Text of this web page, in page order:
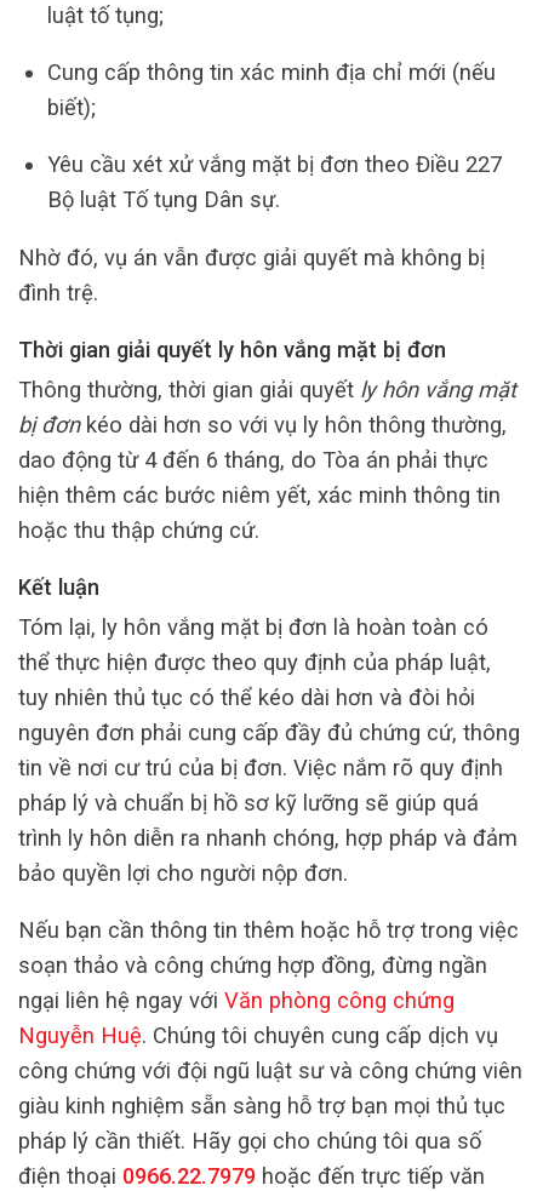
luật tố tụng;
Cung cấp thông tin xác minh địa chỉ mới (nếu
biết);
Yêu cầu xét xử vắng mặt bị đơn theo Điều 227
Bộ luật Tố tụng Dân sự.
Nhờ đó, vụ án vẫn được giải quyết mà không bị
đình trệ.
Thời gian giải quyết ly hôn vắng mặt bị đơn
Thông thường, thời gian giải quyết ly hôn vắng mặt
bị đơnkéo dài hơn so với vụ ly hôn thông thường,
dao động từ 4 đến 6 tháng, do Tòa án phải thực
hiện thêm các bước niêm yết, xác minh thông tin
hoặc thu thập chứng cứ.
Kết luận
Tóm lại, ly hôn vắng mặt bị đơn là hoàn toàn có
thể thực hiện được theo quy định của pháp luật,
tuy nhiên thủ tục có thể kéo dài hơn và đòi hỏi
nguyên đơn phải cung cấp đầy đủ chứng cứ, thông
tin về nơi cư trú của bị đơn. Việc nắm rõ quy định
pháp lý và chuẩn bị hồ sơ kỹ lưỡng sẽ giúp quá
trình ly hôn diễn ra nhanh chóng, hợp pháp và đảm
bảo quyền lợi cho người nộp đơn.
Nếu bạn cần thông tin thêm hoặc hỗ trợ trong việc
soạn thảo và công chứng hợp đồng, đừng ngần
ngại liên hệ ngay với Văn phòng công chứng
Nguyễn Huệ. Chúng tôi chuyên cung cấp dịch vụ
công chứng với đội ngũ luật sư và công chứng viên
giàu kinh nghiệm sẵn sàng hỗ trợ bạn mọi thủ tục
pháp lý cần thiết. Hãy gọi cho chúng tôi qua số
điện thoại 0966.22.7979 hoặc đến trực tiếp văn